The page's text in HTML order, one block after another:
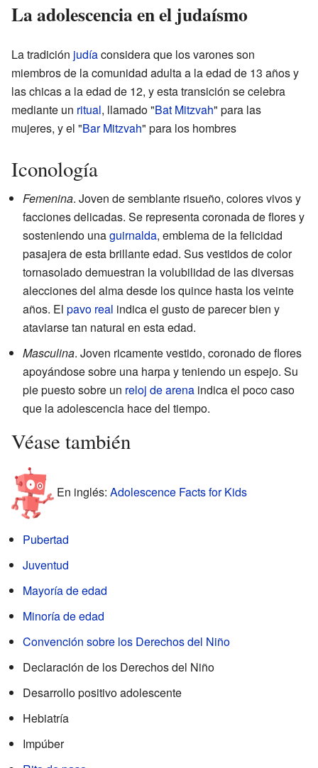
La adolescencia en el judaísmo
La tradición judíaconsidera que los varones son
miembros de la comunidad adulta a la edad de 13 años y
las chicas a la edad de 12, y esta transición se celebra
mediante un ritual, llamado "Bat Mitzvah" para las
mujeres, y el "Bar Mitzvah" para los hombres
Iconología
Femenina. Joven de semblante risueño, colores vivos y
facciones delicadas. Se representa coronada de flores y
sosteniendo unaguirnalda, emblema de la felicidad
pasajera de esta brillante edad. Sus vestidos de color
tornasolado demuestran la volubilidad de las diversas
alecciones del alma desde los quince hasta los veinte
años. El pavo real indica el gusto de parecer bien y
ataviarse tan natural en esta edad.
Masculina. Joven ricamente vestido, coronado de flores
apoyándose sobre una harpa y teniendo un espejo. Su
pie puesto sobre un reloj de arena indica el poco caso
que la adolescencia hace del tiempo.
Véase también
En inglés: Adolescence Facts for Kids
Pubertad
Juventud
Mayoría de edad
Minoría de edad
Convención sobre los Derechos del Niño
Declaración de los Derechos del Niño
Desarrollo positivo adolescente
Hebiatría
Impúber